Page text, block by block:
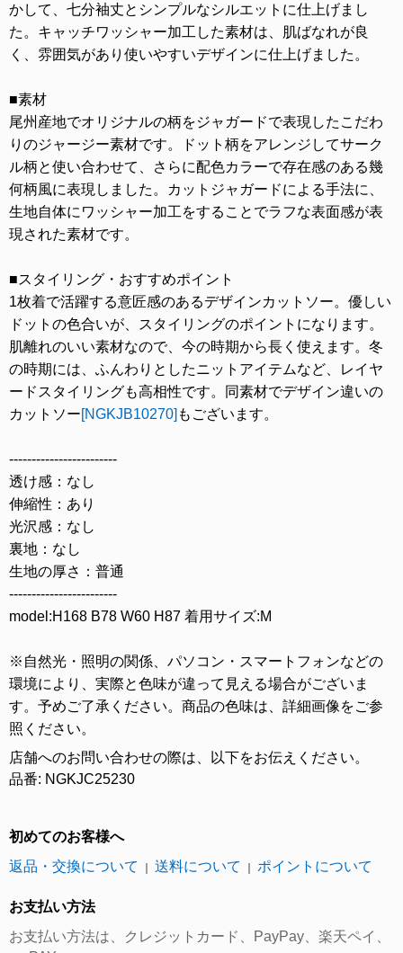
かして、七分袖丈とシンプルなシルエットに仕上げまし
た。キャッチワッシャー加工した素材は、肌ばなれが良
く、雰囲気があり使いやすいデザインに仕上げました。
■素材
尾州産地でオリジナルの柄をジャガードで表現したこだわ
りのジャージー素材です。ドット柄をアレンジしてサーク
ル柄と使い合わせて、さらに配色カラーで存在感のある幾
何柄風に表現しました。カットジャガードによる手法に、
生地自体にワッシャー加工をすることでラフな表面感が表
現された素材です。
■スタイリング・おすすめポイント
1枚着で活躍する意匠感のあるデザインカットソー。優しい
ドットの色合いが、スタイリングのポイントになります。
肌離れのいい素材なので、今の時期から長く使えます。冬
の時期には、ふんわりとしたニットアイテムなど、レイヤ
ードスタイリングも高相性です。同素材でデザイン違いの
カットソー[NGKJB10270] もございます。
------------------------
透け感：なし
伸縮性：あり
光沢感：なし
裏地：なし
生地の厚さ：普通
------------------------
model:H168 B78 W60 H87 着用サイズ:M
※自然光・照明の関係、パソコン・スマートフォンなどの
環境により、実際と色味が違って見える場合がございま
す。予めご了承ください。商品の色味は、詳細画像をご参
照ください。
店舗へのお問い合わせの際は、以下をお伝えください。
品番: NGKJC25230
初めてのお客様へ
返品・交換について
｜ 送料について ｜ ポイントについて
お支払い方法
お支払い方法は、クレジットカード、PayPay、楽天ペイ、